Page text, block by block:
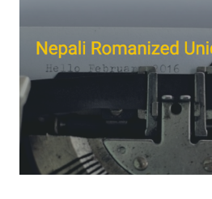
उपलब्ध गराइदिनुहुने अच्युत घिमिरेलाई
क्याफे त सुनिसकियो, तर यहाँहरु ले
गर्नुभयो थाहा छैन । खैर कुरो जेसुकै होस्,
ब्लगमा प्रकाशित "पल्पसा क्याफे" बारे
उपस्थित भएको छु । साथिहरुको ब्लगमा
एकै ठाउँमा समेट्न...